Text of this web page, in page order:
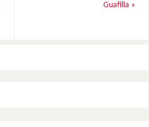
Guafilla »